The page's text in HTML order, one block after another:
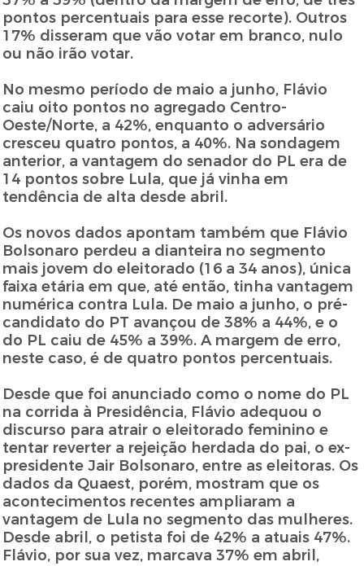
pontos percentuais para esse recorte). Outros
17% disseram que vão votar em branco, nulo
ou não irão votar.
No mesmo período de maio a junho, Flávio
caiu oito pontos no agregado Centro-
Oeste/Norte, a 42%, enquanto o adversário
cresceu quatro pontos, a 40%. Na sondagem
anterior, a vantagem do senador do PL era de
14 pontos sobre Lula, que já vinha em
tendência de alta desde abril.
Os novos dados apontam também que Flávio
Bolsonaro perdeu a dianteira no segmento
mais jovem do eleitorado (16 a 34 anos), única
faixa etária em que, até então, tinha vantagem
numérica contra Lula. De maio a junho, o pré-
candidato do PT avançou de 38% a 44%, e o
do PL caiu de 45% a 39%. A margem de erro,
neste caso, é de quatro pontos percentuais.
Desde que foi anunciado como o nome do PL
na corrida à Presidência, Flávio adequou o
discurso para atrair o eleitorado feminino e
tentar reverter a rejeição herdada do pai, o ex-
presidente Jair Bolsonaro, entre as eleitoras. Os
dados da Quaest, porém, mostram que os
acontecimentos recentes ampliaram a
vantagem de Lula no segmento das mulheres.
Desde abril, o petista foi de 42% a atuais 47%.
Flávio, por sua vez, marcava 37% em abril,